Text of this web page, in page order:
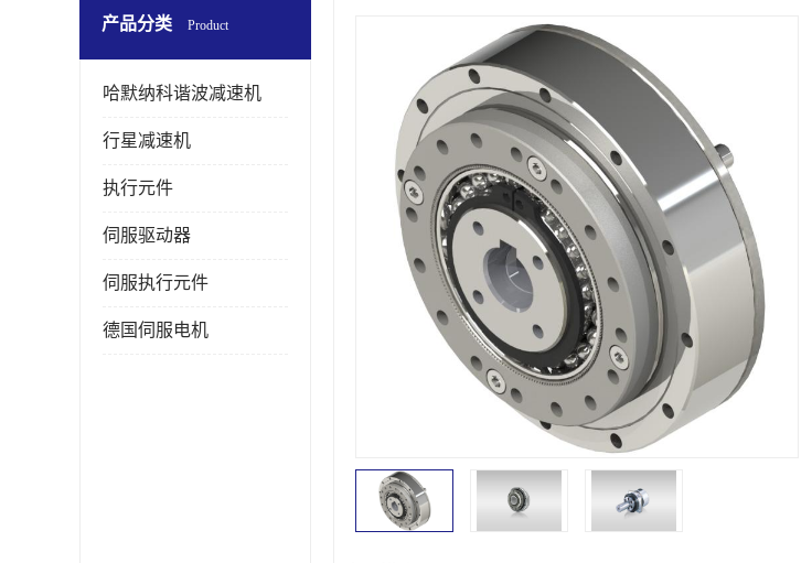
产品分类 Product
哈默纳科谐波减速机
行星减速机
执行元件
伺服驱动器
伺服执行元件
德国伺服电机